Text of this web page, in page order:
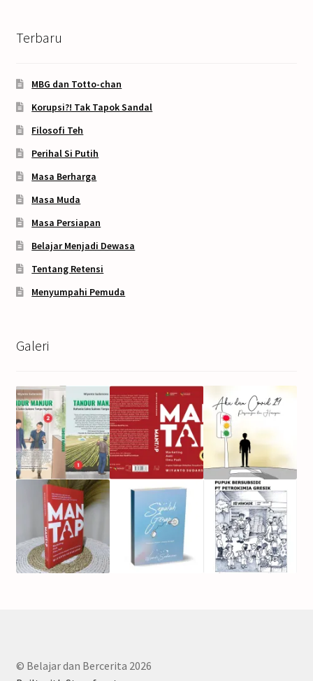
Terbaru
MBG dan Totto-chan
Korupsi?! Tak Tapok Sandal
Filosofi Teh
Perihal Si Putih
Masa Berharga
Masa Muda
Masa Persiapan
Belajar Menjadi Dewasa
Tentang Retensi
Menyumpahi Pemuda
Galeri
© Belajar dan Bercerita 2026